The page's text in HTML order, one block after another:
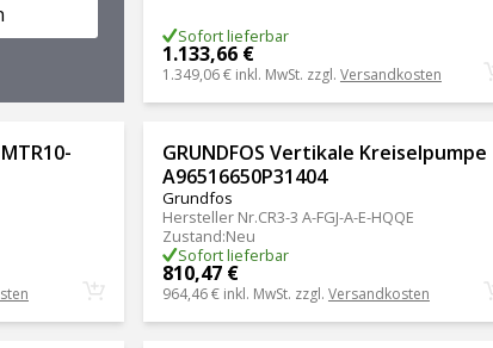
Sofort lieferbar
1.133,66 €
1.349,06 € inkl. MwSt. zzgl. Versandkosten
GRUNDFOS Vertikale Kreiselpumpe
A96516650P31404
Grundfos
Hersteller Nr.CR3-3 A-FGJ-A-E-HQQE
Zustand:Neu
Sofort lieferbar
810,47 €
964,46 € inkl. MwSt. zzgl. Versandkosten